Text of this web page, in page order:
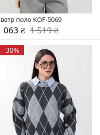
поло KOF-5069
063 ₴ 1 519 ₴
- 30%